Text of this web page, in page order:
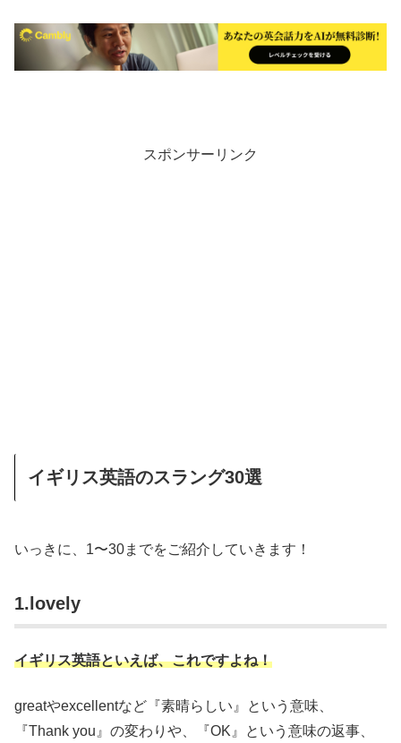
スポンサーリンク
イギリス英語のスラング30選
いっきに、1〜30までをご紹介していきます！
1.lovely
イギリス英語といえば、これですよね！
greatやexcellentなど『素晴らしい』という意味、
『Thank you』の変わりや、『OK』という意味の返事、